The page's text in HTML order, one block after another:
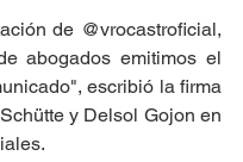
de @vrocastroficial,
abogados emitimos el
escribió la firma
y Delsol Gojon en